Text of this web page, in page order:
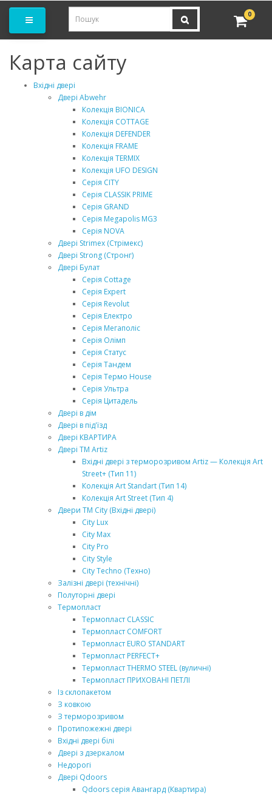
0
Карта сайту
Вхідні двері
Двері Abwehr
Колекція BIONICA
Колекція COTTAGE
Колекція DEFENDER
Колекція FRAME
Колекція TERMIX
Колекція UFO DESIGN
Серія CITY
Серія CLASSIK PRIME
Серія GRAND
Серія Megapolis MG3
Серія NOVA
Двері Strimex (Стрімекс)
Двері Strong (Стронг)
Двері Булат
Серія Cottage
Серія Expert
Серія Revolut
Серія Електро
Серія Мегаполіс
Серія Олімп
Серія Статус
Серія Тандем
Серія Термо House
Серія Ультра
Серія Цитадель
Двері в дім
Двері в під'їзд
Двері КВАРТИРА
Двері ТМ Artiz
Вхідні двері з терморозривом Artiz — Колекція Art
Street+ (Тип 11)
Колекція Art Standart (Тип 14)
Колекція Art Street (Тип 4)
Двери ТМ City (Вхідні двері)
City Lux
City Max
City Pro
City Style
City Techno (Техно)
Залізні двері (технічні)
Полуторні двері
Термопласт
Термопласт CLASSIC
Термопласт COMFORT
Термопласт EURO STANDART
Термопласт PERFECT+
Термопласт THERMO STEEL (вуличні)
Термопласт ПРИХОВАНІ ПЕТЛІ
Із склопакетом
З ковкою
З терморозривом
Протипожежні двері
Вхідні двері білі
Двері з дзеркалом
Недорогі
Двері Qdoors
Qdoors серія Авангард (Квартира)